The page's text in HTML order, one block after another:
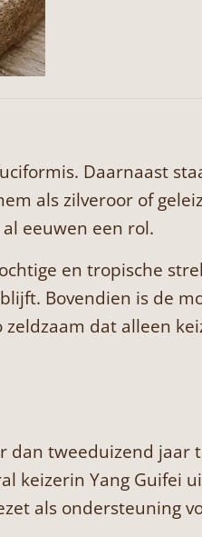
Daarnaast
als zilveroor of
eeuwen een rol.
en tropische
Bovendien is de
dat alleen
tweeduizend jaar
keizerin Yang Guifei
als ondersteuning